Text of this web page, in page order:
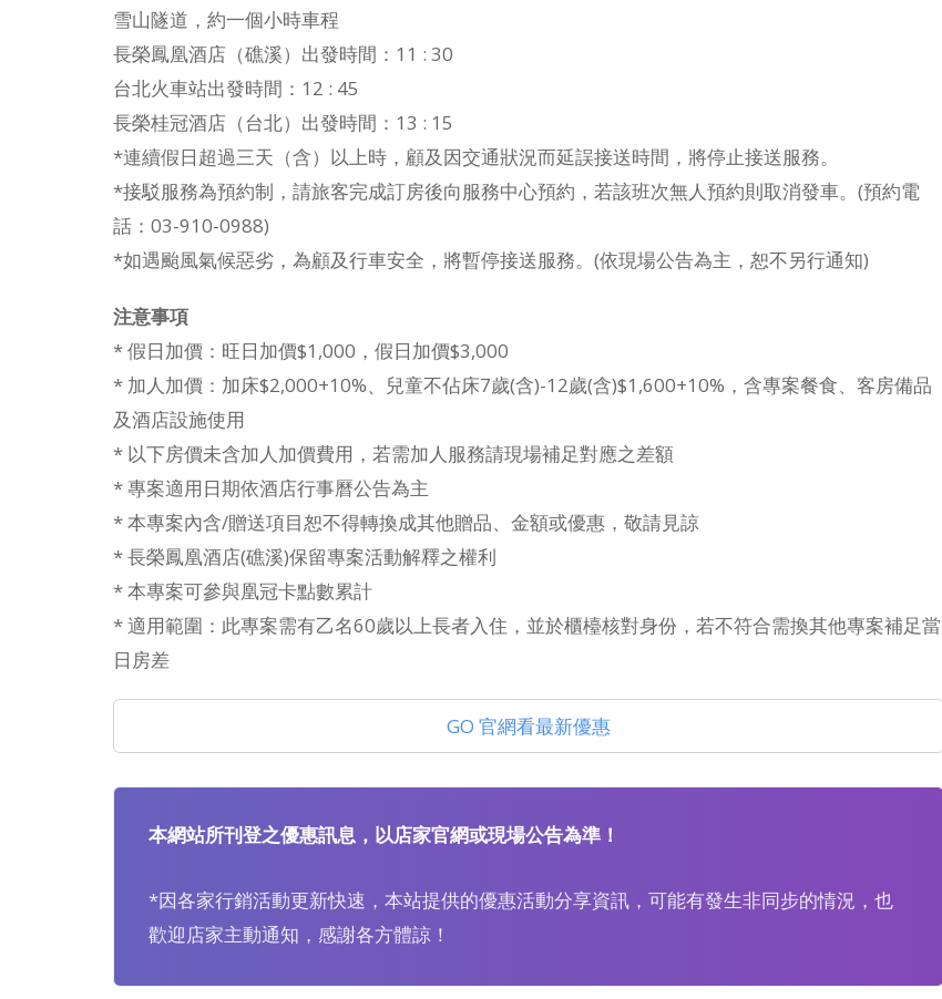
雪山隧道，約一個小時車程
長榮鳳凰酒店（礁溪）出發時間：11 : 30
台北火車站出發時間：12 : 45
長榮桂冠酒店（台北）出發時間：13 : 15
*連續假日超過三天（含）以上時，顧及因交通狀況而延誤接送時間，將停止接送服務。
*接駁服務為預約制，請旅客完成訂房後向服務中心預約，若該班次無人預約則取消發車。(預約電
話：03-910-0988)
*如遇颱風氣候惡劣，為顧及行車安全，將暫停接送服務。(依現場公告為主，恕不另行通知)
注意事項
* 假日加價：旺日加價$1,000，假日加價$3,000
* 加人加價：加床$2,000+10%、兒童不佔床7歲(含)-12歲(含)$1,600+10%，含專案餐食、客房備品
及酒店設施使用
* 以下房價未含加人加價費用，若需加人服務請現場補足對應之差額
* 專案適用日期依酒店行事曆公告為主
* 本專案內含/贈送項目恕不得轉換成其他贈品、金額或優惠，敬請見諒
* 長榮鳳凰酒店(礁溪)保留專案活動解釋之權利
* 本專案可參與凰冠卡點數累計
* 適用範圍：此專案需有乙名60歲以上長者入住，並於櫃檯核對身份，若不符合需換其他專案補足當
日房差
GO 官網看最新優惠
本網站所刊登之優惠訊息，以店家官網或現場公告為準！
*因各家行銷活動更新快速，本站提供的優惠活動分享資訊，可能有發生非同步的情況，也
歡迎店家主動通知，感謝各方體諒！